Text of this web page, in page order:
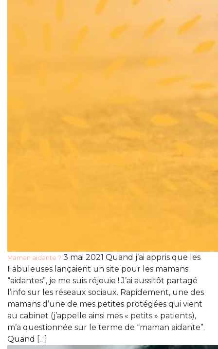
Maman aidante ? 3 mai 2021 Quand j’ai appris que les
Fabuleuses lançaient un site pour les mamans
“aidantes”, je me suis réjouie ! J’ai aussitôt partagé
l’info sur les réseaux sociaux. Rapidement, une des
mamans d’une de mes petites protégées qui vient
au cabinet (j’appelle ainsi mes « petits » patients),
m’a questionnée sur le terme de “maman aidante”.
Quand […]